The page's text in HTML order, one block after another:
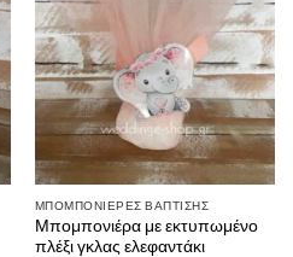
ΜΠΟΜΠΟΝΙΈΡΕΣ ΒΆΠΤΙΣΗΣ
Μπομπονιέρα με εκτυπωμένο
πλέξι γκλας ελεφαντάκι